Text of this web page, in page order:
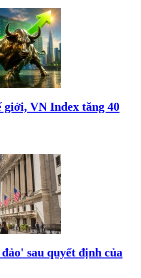
giới, VN Index tăng 40
sau quyết định của